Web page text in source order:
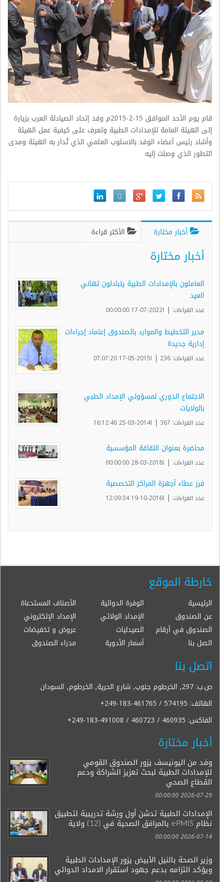
قام يوم الأحد الموافق 15-2-2015م وفد إتحاد الصيادلة العرب بزيارة
إلى الهيئة العامة للإمدادات الطبية وتعرف على كيفية عمل الهيئة
وأشاد رئيس أعضاء الوفد بالاسلوب العلمي الذي تُدار به الهيئة ومدى
التطور الذي وصلت إليه
أخبار مختارة الأكثر قراءة
أخبار مختارة
العاملون بالإمدادات الطبية يتبادلون تهاني
العيد
عدد القراءات: | ا2022-07-17 00:00:00
مدير التخطيط والموارد بالصندوق إعتماد إجراءات
إدارية جديدة
عدد القراءات: 236 | ا2015-05-17 07:07:20
الاجتماع الدوري لمسؤولي الإمداد الطبي
بالولايات
عدد القراءات: 367 | ا2014-03-25 16:12:46
محاضرة بعنوان الثقافة المؤسسية
عدد القراءات: | ا2018-03-28 00:00:00
فرز عطاء أجهزة المراكز التخصصية
عدد القراءات: | ا2016-10-19 12:09:34
خارطة الموقع
الرئيسية الوفرة الدوائية
الأصناف المستدعاة
عن الصندوق
الإمداد الولائي
الإمداد الإلكتروني
الصندوق في أرقام
الصيدليات
عروض و تخفيضات
اتصل بنا
أسعار الأدوية مدراء الصندوق
اتصل بنا
ص.ب: 297, الخرطوم جنوب, شارع الحرية, الخرطوم, السودان
الهاتف: +249-183-461765 / 574195
الفاكس: +249-183-491008 / 460723 / 460935
أخبار مختارة
وفد من اليونيسف يزور الصندوق القومي
للإمدادات الطبية لبحث تعزيز الشراكة ودعم
القطاع الصحي
2026-07-29 00:00:00
الإمدادات الطبية تدشن أول ورشة تدريبية لتطبيق
نظام ePMIS بالمرافق الصحية في (12) ولاية
2026-07-14 00:00:00
وزير الصحة بالنيل الأبيض يزور الإمدادات الطبية
ويؤكد التزامه بدعم جهود استقرار الامداد الدوائي